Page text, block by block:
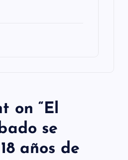
on “El
se
años de